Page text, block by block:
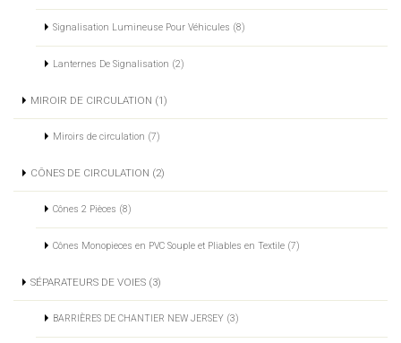
Signalisation Lumineuse Pour Véhicules (8)
Lanternes De Signalisation (2)
MIROIR DE CIRCULATION (1)
Miroirs de circulation (7)
CÔNES DE CIRCULATION (2)
Cônes 2 Pièces (8)
Cônes Monopieces en PVC Souple et Pliables en Textile (7)
SÉPARATEURS DE VOIES (3)
BARRIÈRES DE CHANTIER NEW JERSEY (3)